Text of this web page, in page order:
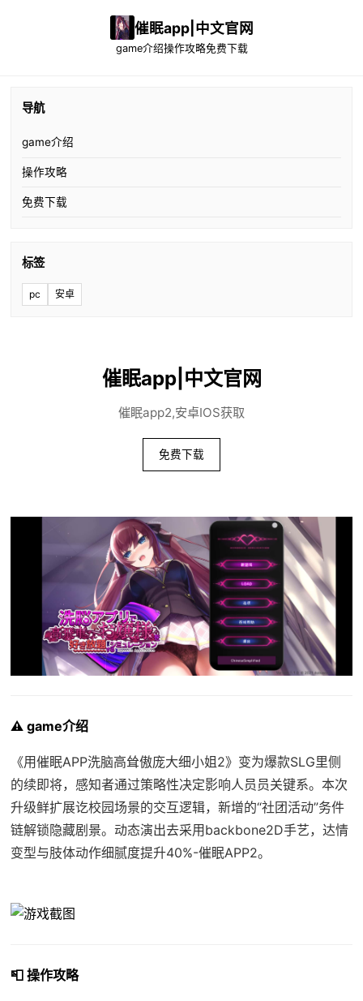
催眠app|中文官网
game介绍操作攻略免费下载
导航
game介绍
操作攻略
免费下载
标签
pc 安卓
催眠app|中文官网
催眠app2,安卓IOS获取
免费下载
⚠️ game介绍
《用催眠APP洗脑高耸傲庞大细小姐2》变为爆款SLG里侧
的续即将，感知者通过策略性决定影响人员员关键系。本次
升级鲜扩展讫校园场景的交互逻辑，新增的“社团活动”务件
链解锁隐藏剧景。动态演出去采用backbone2D手艺，达情
变型与肢体动作细腻度提升40%-催眠APP2。
📮 操作攻略